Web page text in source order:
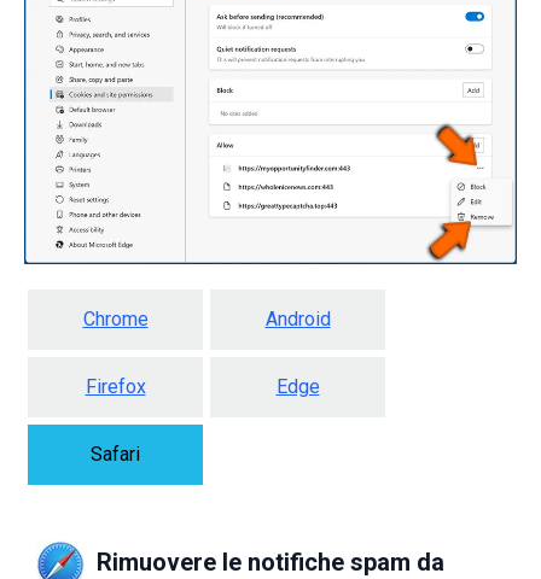
Chrome Android
Firefox Edge
Safari
Rimuovere le notifiche spam da